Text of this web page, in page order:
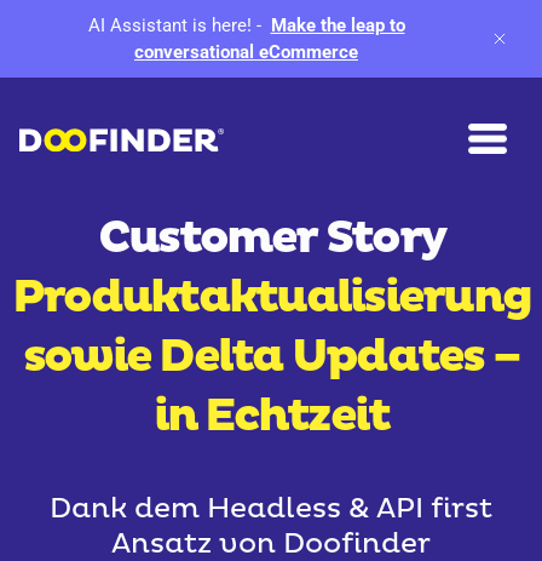
AI Assistant is here! - Make the leap to
conversational eCommerce
Customer Story
Produktaktualisierung
sowieDelta Updates –
in Echtzeit
Dank dem Headless & API first
Ansatz von Doofinder